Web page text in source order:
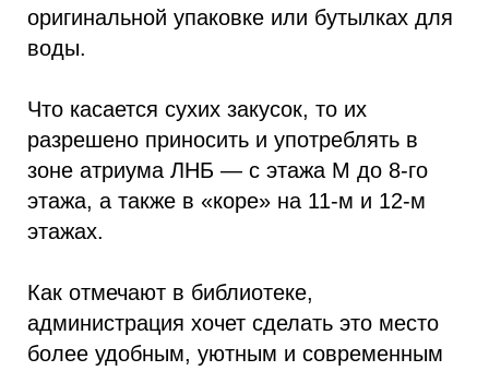
оригинальной упаковке или бутылках для
воды.
Что касается сухих закусок, то их
разрешено приносить и употреблять в
зоне атриума ЛНБ — с этажа M до 8-го
этажа, а также в «коре» на 11-м и 12-м
этажах.
Как отмечают в библиотеке,
администрация хочет сделать это место
более удобным, уютным и современным